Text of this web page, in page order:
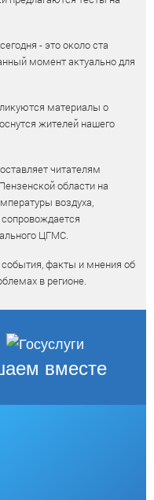
- это около ста
момент актуально для
материалы о
жителей нашего
читателям
области на
воздуха,
ЦГМС.
факты и мнения об
в регионе.
вместе